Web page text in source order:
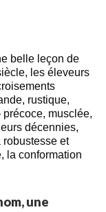
belle leçon de
les éleveurs
rustique,
musclée,
décennies,
robustesse et
la conformation
une